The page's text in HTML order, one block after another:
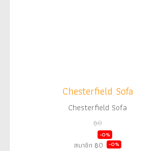
Chesterfield Sofa
Chesterfield Sofa
฿0
-0%
สมาชิก ฿0 -0%